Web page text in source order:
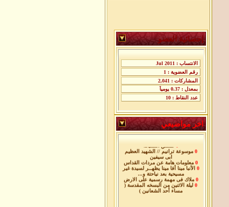
إحصائية العضو
اخر مواضيعي
0 اللحظات الاخيره فى حياة معلم
الاجيال
ابى سيفين
معلومات هامة عن مردات القداس
0 الأنبا مينا أفا مينا يظهــر لسيدة غير
مسيحية بعد نياحتة و...
ملاك فى مهمة رسمية على الارض
0 ليلة الاثنين من البسخه المقدسة (
مساء أحد الشعانين )